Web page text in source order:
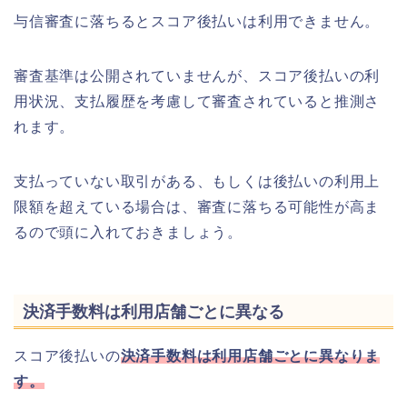
与信審査に落ちるとスコア後払いは利用できません。
審査基準は公開されていませんが、スコア後払いの利
用状況、支払履歴を考慮して審査されていると推測さ
れます。
支払っていない取引がある、もしくは後払いの利用上
限額を超えている場合は、審査に落ちる可能性が高ま
るので頭に入れておきましょう。
決済手数料は利用店舗ごとに異なる
スコア後払いの決済手数料は利用店舗ごとに異なりま
す。